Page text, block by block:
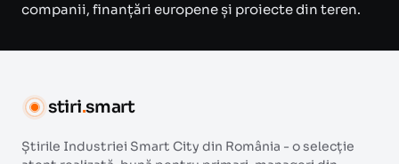
companii, finanțări europene și proiecte din teren.
stiri.smart
Știrile Industriei Smart City din România - o selecție